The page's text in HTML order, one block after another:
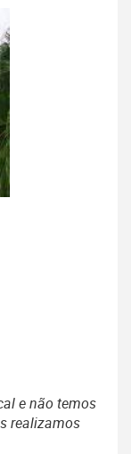
e não temos
realizamos